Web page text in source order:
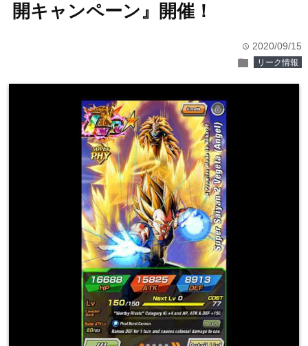
開キャンペーン』開催！
time 2020/09/15
folder リーク情報